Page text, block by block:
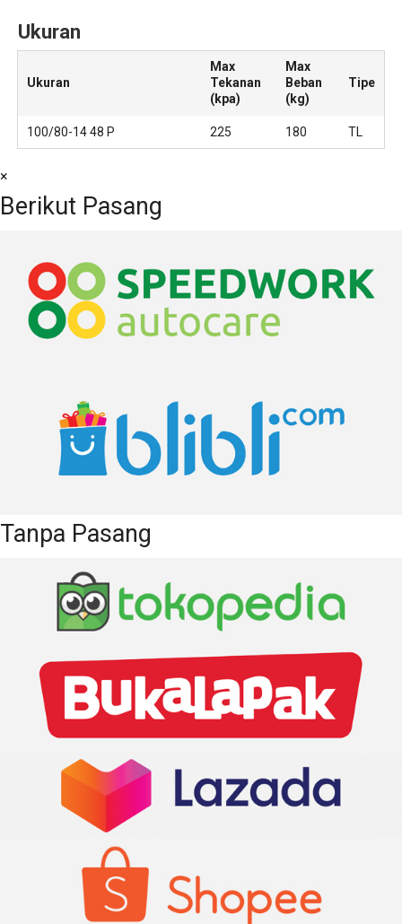
Ukuran
Ukuran
Max
Tekanan
(kpa)
Max
Beban
(kg)
Tipe
100/80-14 48 P 225 180 TL
×
Berikut Pasang
Tanpa Pasang